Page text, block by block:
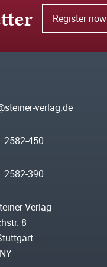
Register now
verlag.de
2582-450
2582-390
Verlag
8